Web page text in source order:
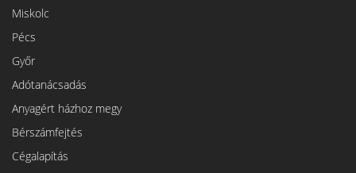
Miskolc
Pécs
Győr
Adótanácsadás
Anyagért házhoz megy
Bérszámfejtés
Cégalapítás